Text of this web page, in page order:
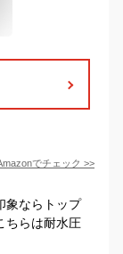
でチェック >>
象ならトップ
ちらは耐水圧